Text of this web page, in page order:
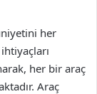
her
her bir araç
Araç